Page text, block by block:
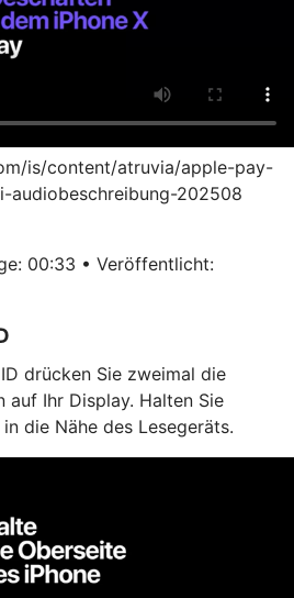
is/content/atruvia/apple-pay-
202508
00:33 • Veröffentlicht:
drücken Sie zweimal die
auf Ihr Display. Halten Sie
die Nähe des Lesegeräts.